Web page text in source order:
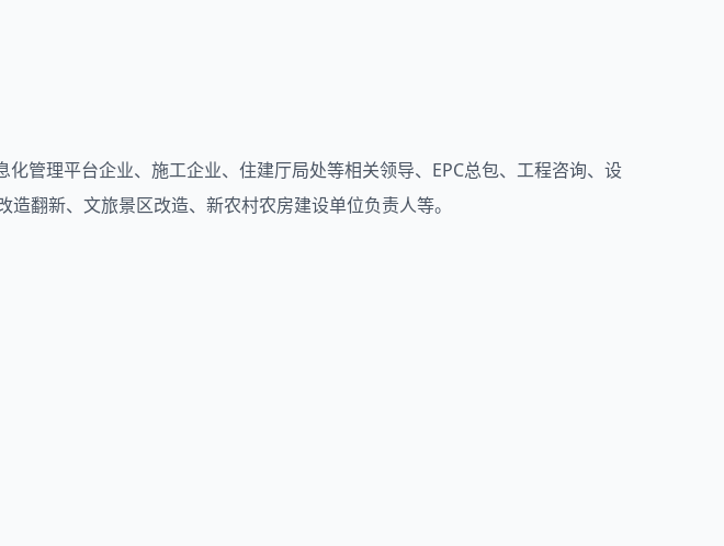
管理平台企业、施工企业、住建厅局处等相关领导、EPC总包、工程咨询、设
翻新、文旅景区改造、新农村农房建设单位负责人等。